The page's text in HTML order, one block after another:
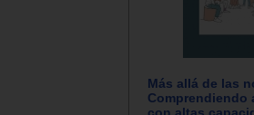
Más allá de las
Comprendiendo